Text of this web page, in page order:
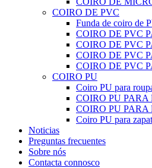
COIRO DE PVC
Funda de coiro de
COIRO DE PVC
COIRO DE PVC
COIRO DE PVC
COIRO DE PVC
COIRO PU
Coiro PU para
COIRO PU PARA
COIRO PU
Coiro PU para
Noticias
Preguntas frecuentes
Sobre nós
Contacta connosco